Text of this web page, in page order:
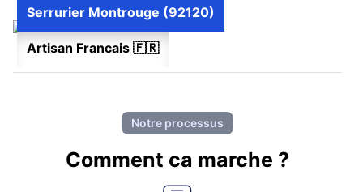
Artisan Francais 🇫🇷
Serrurier Montrouge (92120)
Notre processus
Comment ca marche ?